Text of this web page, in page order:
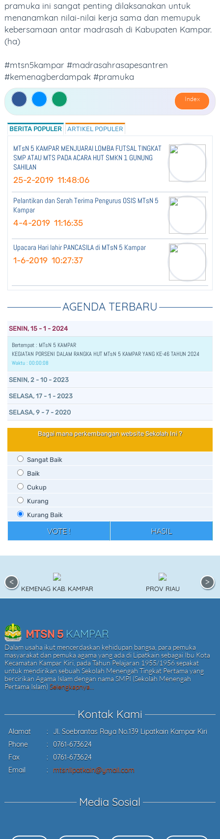
pramuka ini sangat penting dilaksanakan untuk
menanamkan nilai-nilai kerja sama dan memupuk
kebersamaan antar madrasah di Kabupaten Kampar.
(ha)
#mtsn5kampar #madrasahrasapesantren
#kemenagberdampak #pramuka
Index
BERITA POPULER ARTIKEL POPULER
MTsN 5 KAMPAR MENJUARAI LOMBA FUTSAL TINGKAT
SMP ATAU MTS PADA ACARA HUT SMKN 1 GUNUNG
SAHILAN
25-2-2019 11:48:06
Pelantikan dan Serah Terima Pengurus OSIS MTsN 5
Kampar
4-4-2019 11:16:35
Upacara Hari lahir PANCASILA di MTsN 5 Kampar
1-6-2019 10:27:37
AGENDA TERBARU
SENIN, 15 - 1 - 2024
Bertempat : MTsN 5 KAMPAR
KEGIATAN PORSENI DALAM RANGKA HUT MTsN 5 KAMPAR YANG KE-46 TAHUN 2024
Waktu : 00:00:08
SENIN, 2 - 10 - 2023
SELASA, 17 - 1 - 2023
SELASA, 9 - 7 - 2020
Bagai mana perkembangan website Sekolah Ini ?
Sangat Baik
Baik
Cukup
Kurang
Kurang Baik
KEMENAG KAB. KAMPAR PROV RIAU
MTSN 5 KAMPAR
Dalam usaha ikut mencerdaskan kehidupan bangsa, para pemuka
masyarakat dan pemuka agama yang ada di Lipatkain sebagai Ibu Kota
Kecamatan Kampar Kiri, pada Tahun Pelajaran 1955/1956 sepakat
untuk mendirikan sebuah Sekolah Menengah Tingkat Pertama yang
bercirikan Agama Islam dengan nama SMPI (Sekolah Menengah
Pertama Islam) Selengkapnya...
Kontak Kami
Alamat :
Jl. Soebrantas Raya No.139 Lipatkain Kampar Kiri
Phone
:
0761-673624
Fax
:
0761-673624
Email
: mtsnlipatkain@ymail.com
Media Sosial